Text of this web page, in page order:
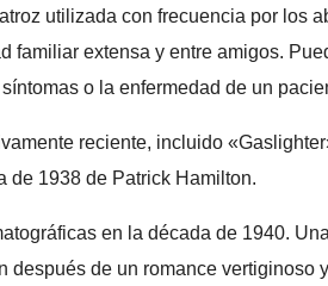
utilizada con frecuencia por los
familiar extensa y entre amigos.
o la enfermedad de un
reciente, incluido
de 1938 de Patrick Hamilton.
en la década de 1940.
después de un romance